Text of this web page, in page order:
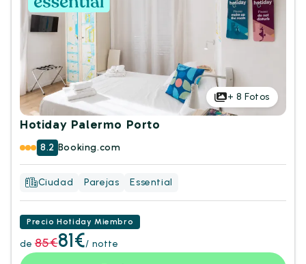
+ 8 Fotos
Hotiday Palermo Porto
8.2 Booking.com
Ciudad Parejas Essential
Precio Hotiday Miembro
de 85€81€/ notte